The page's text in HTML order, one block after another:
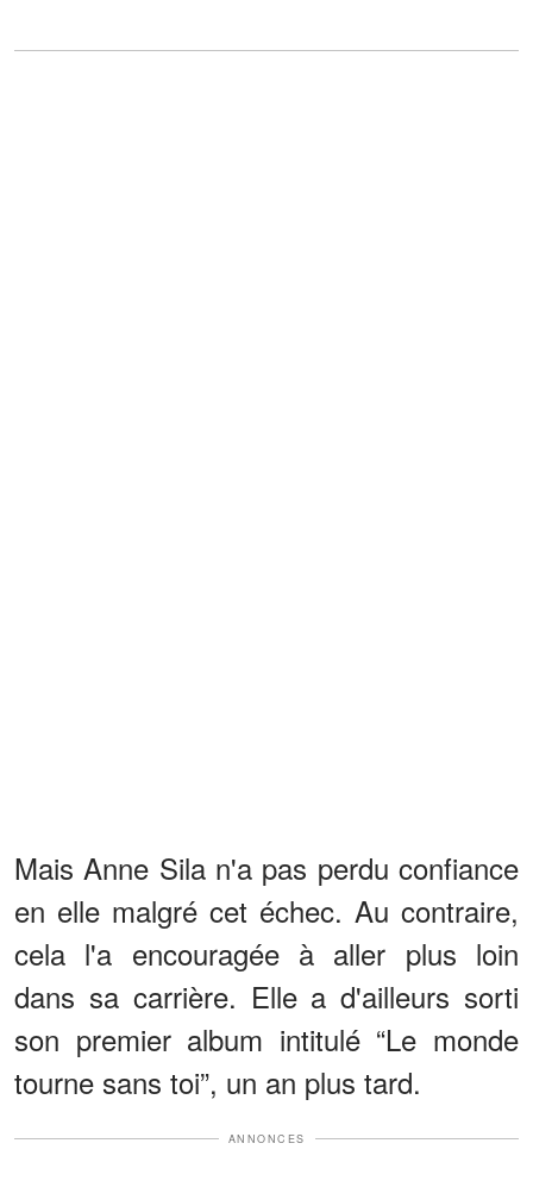
Mais Anne Sila n'a pas perdu confiance
en elle malgré cet échec. Au contraire,
cela l'a encouragée à aller plus loin
dans sa carrière. Elle a d'ailleurs sorti
son premier album intitulé “Le monde
tourne sans toi”, un an plus tard.
ANNONCES